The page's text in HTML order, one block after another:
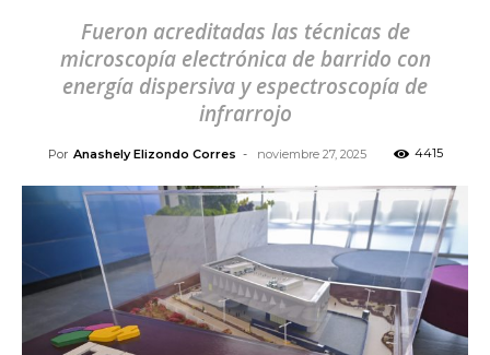
Fueron acreditadas las técnicas de
microscopía electrónica de barrido con
energía dispersiva y espectroscopía de
infrarrojo
Por Anashely Elizondo Corres - noviembre 27, 2025 4415